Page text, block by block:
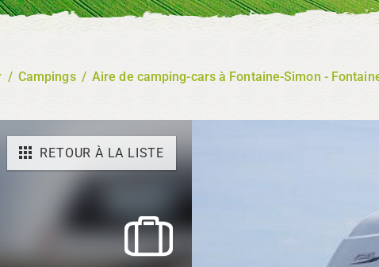
/ Campings / Aire de camping-cars à Fontaine-Simon -
RETOUR À LA LISTE